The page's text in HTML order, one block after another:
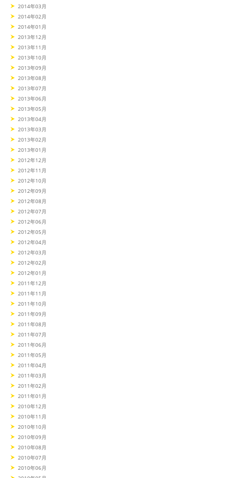
2014年03月
2014年02月
2014年01月
2013年12月
2013年11月
2013年10月
2013年09月
2013年08月
2013年07月
2013年06月
2013年05月
2013年04月
2013年03月
2013年02月
2013年01月
2012年12月
2012年11月
2012年10月
2012年09月
2012年08月
2012年07月
2012年06月
2012年05月
2012年04月
2012年03月
2012年02月
2012年01月
2011年12月
2011年11月
2011年10月
2011年09月
2011年08月
2011年07月
2011年06月
2011年05月
2011年04月
2011年03月
2011年02月
2011年01月
2010年12月
2010年11月
2010年10月
2010年09月
2010年08月
2010年07月
2010年06月